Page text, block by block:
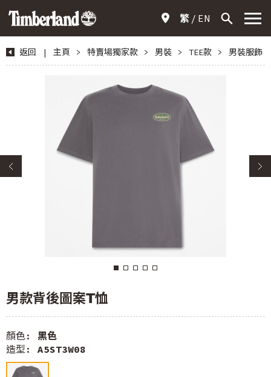
繁 EN
返回 | 主頁 > 特賣場獨家款 > 男裝 > TEE款 > 男裝服飾
男款背後圖案T恤
顏色: 黑色
造型: A5ST3W08